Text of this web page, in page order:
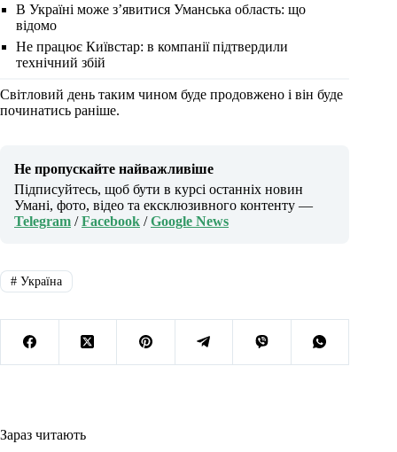
В Україні може з’явитися Уманська область: що
відомо
Не працює Київстар: в компанії підтвердили
технічний збій
Світловий день таким чином буде продовжено і він буде
починатись раніше.
Не пропускайте найважливіше
Підписуйтесь, щоб бути в курсі останніх новин
Умані, фото, відео та ексклюзивного контенту —
Telegram /Facebook /Google News
#Україна
Зараз читають